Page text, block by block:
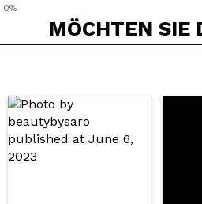
0%
Dein Video
Würden Sie diesen Kauf
SENDEN
MÖCHTEN SIE